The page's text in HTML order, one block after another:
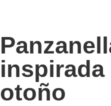
inspirada
otoño